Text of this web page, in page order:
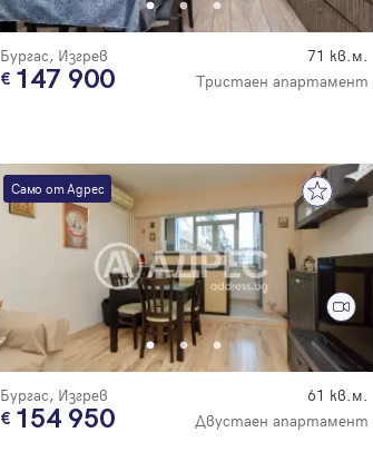
Бургас, Изгрев 71 кв.м.
147 900 Тристаен апартамент
Само от Адрес
Бургас, Изгрев 61 кв.м.
154 950 Двустаен апартамент